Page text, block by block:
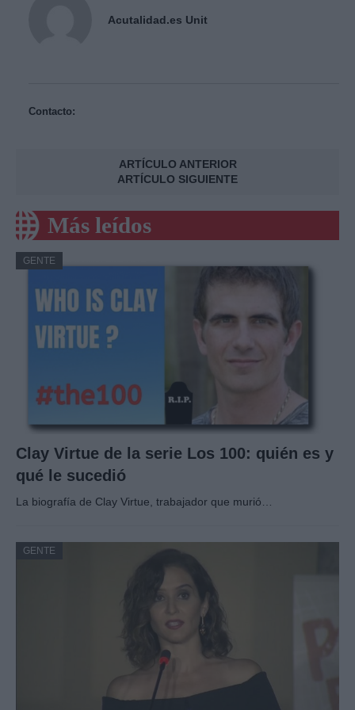
Acutalidad.es Unit
Contacto:
ARTÍCULO ANTERIOR
ARTÍCULO SIGUIENTE
Más leídos
GENTE
Clay Virtue de la serie Los 100: quién es y
qué le sucedió
La biografía de Clay Virtue, trabajador que murió…
GENTE